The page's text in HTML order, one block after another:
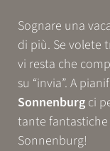
GUSTO
Sognare una
di più. Se volete
vi resta che
su “invia”. A
Sonnenburg ci
tante fantastiche
Sonnenburg!